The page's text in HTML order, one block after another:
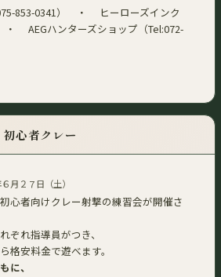
853-0341） ・ ヒーローズインク
・ AEGハンターズショップ（Tel:072-
心者クレー
月２７日（土）
心者向けクレー射撃の練習会が開催さ
ぞれ指導員がつき、
格安料金で遊べます。
に、